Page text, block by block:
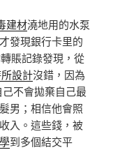
建材澆地用的水泵
發現銀行卡里的
賬記錄發現，從
設計沒錯，因為
不會拋棄自己最
男；相信他會照
入。這些錢，被
到多個結交平